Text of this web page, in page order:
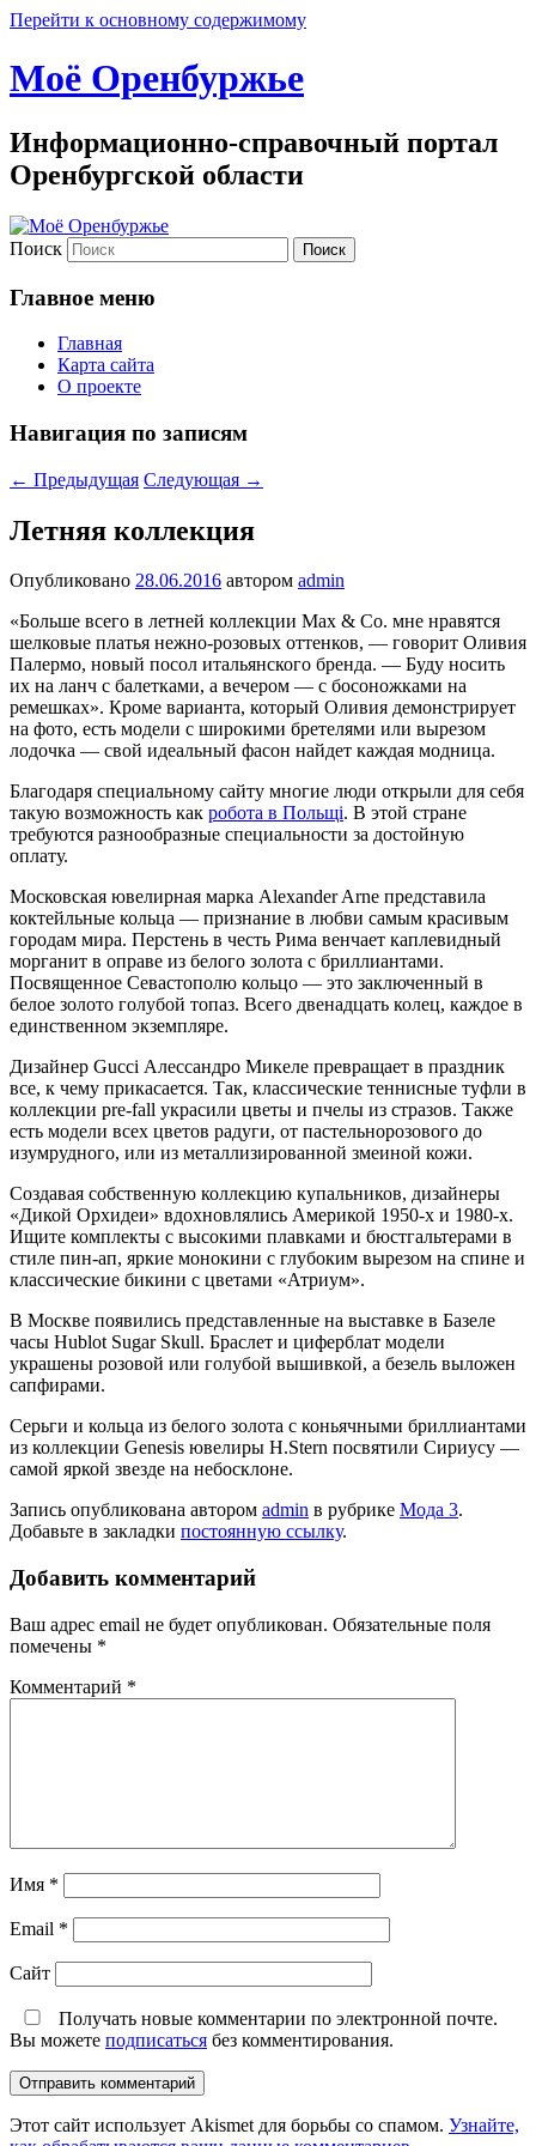
Перейти к основному содержимому
Моё Оренбуржье
Информационно-справочный портал
Оренбургской области
Поиск
Главное меню
Главная
Карта сайта
О проекте
Навигация по записям
← Предыдущая Следующая →
Летняя коллекция
Опубликовано 28.06.2016 автором admin
«Больше всего в летней коллекции Мах & Со. мне нравятся
шелковые платья нежно-розовых оттенков, — говорит Оливия
Палермо, новый посол итальянского бренда. — Буду носить
их на ланч с балетками, а вечером — с босоножками на
ремешках». Кроме варианта, который Оливия демонстрирует
на фото, есть модели с широкими бретелями или вырезом
лодочка — свой идеальный фасон найдет каждая модница.
Благодаря специальному сайту многие люди открыли для себя
такую возможность как робота в Польщі. В этой стране
требуются разнообразные специальности за достойную
оплату.
Московская ювелирная марка Alexander Arne представила
коктейльные кольца — признание в любви самым краси­вым
городам мира. Перстень в честь Рима венчает каплевидный
морганит в оправе из белого золота с брилли­антами.
Посвященное Севастополю кольцо — это заключенный в
белое золото голубой топаз. Всего двенадцать колец, каждое в
един­ственном экземпляре.
Дизайнер Gucci Алессандро Микеле превращает в праздник
все, к чему при­касается. Так, классические теннисные туфли в
коллекции pre-fall украсили цветы и пчелы из стразов. Также
есть модели всех цветов радуги, от пастельно­розового до
изумрудного, или из метал­лизированной змеиной кожи.
Создавая собственную коллекцию купальников, дизайнеры
«Дикой Орхидеи» вдохновлялись Америкой 1950-х и 1980-х.
Ищите комплекты с высокими плавками и бюстгальтерами в
стиле пин-ап, яркие монокини с глубоким вырезом на спине и
классические бикини с цветами «Атриум».
В Москве появи­лись представлен­ные на выставке в Базеле
часы Hublot Sugar Skull. Брас­лет и циферблат модели
украшены розовой или го­лубой вышивкой, а безель выложен
сапфирами.
Серьги и кольца из белого золота с коньячными брил­лиантами
из коллек­ции Genesis ювели­ры H.Stern посвяти­ли Сириусу —
самой яркой звезде на небосклоне.
Запись опубликована автором admin в рубрике Мода 3.
Добавьте в закладки постоянную ссылку.
Добавить комментарий
Ваш адрес email не будет опубликован. Обязательные поля
помечены *
Комментарий *
Имя *
Email *
Сайт
Получать новые комментарии по электронной почте.
Вы можете подписаться без комментирования.
Этот сайт использует Akismet для борьбы со спамом. Узнайте,